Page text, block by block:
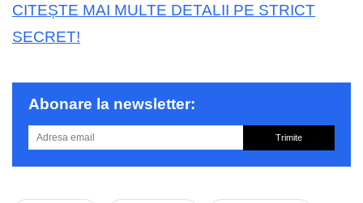
CITEȘTE MAI MULTE DETALII PE STRICT
SECRET!
Abonare la newsletter:
Trimite